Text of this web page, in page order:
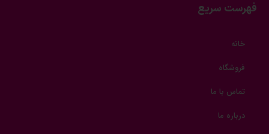
فهرست سریع
خانه
فروشگاه
تماس با ما
درباره ما